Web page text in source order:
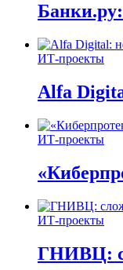
ИТ-проекты
Alfa
ИТ-проекты
ИТ-проекты
ГНИВЦ: